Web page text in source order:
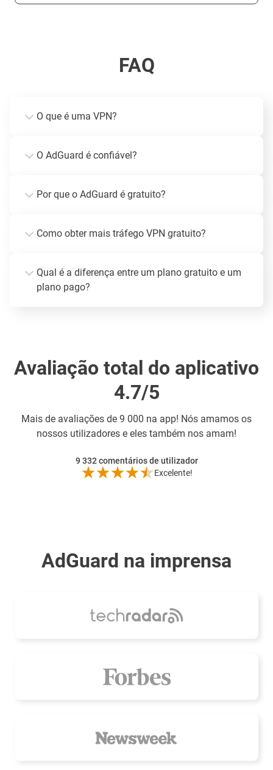
FAQ
O que é uma VPN?
O AdGuard é confiável?
Por que o AdGuard é gratuito?
Como obter mais tráfego VPN gratuito?
Qual é a diferença entre um plano gratuito e um
plano pago?
Avaliação total do aplicativo
4.7/5
Mais de avaliações de 9 000 na app! Nós amamos os
nossos utilizadores e eles também nos amam!
9 332comentários de utilizador
Excelente!
AdGuard na imprensa